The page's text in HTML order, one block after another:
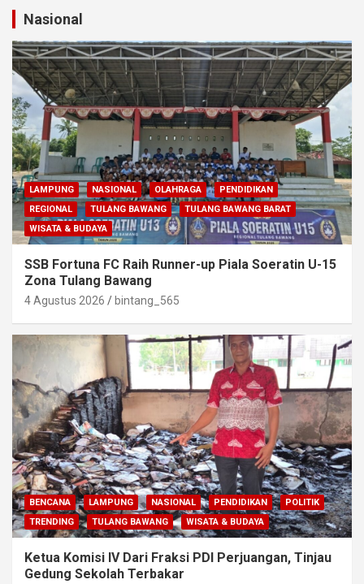
Nasional
LAMPUNG NASIONAL OLAHRAGA
PENDIDIKAN
REGIONAL
TULANG BAWANG
TULANG BAWANG BARAT
WISATA & BUDAYA
SSB Fortuna FC Raih Runner-up Piala Soeratin U-15
Zona Tulang Bawang
4 Agustus 2026 bintang_565
BENCANA LAMPUNG NASIONAL PENDIDIKAN
POLITIK
TRENDING
TULANG BAWANG WISATA & BUDAYA
Ketua Komisi IV Dari Fraksi PDI Perjuangan, Tinjau
Gedung Sekolah Terbakar